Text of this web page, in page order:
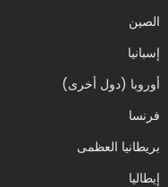
الصين
إسبانيا
أوروبا (دول أخرى)
فرنسا
بريطانيا العظمى
إيطاليا